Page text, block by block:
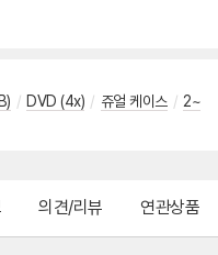
/ DVD (4x) / 쥬얼 케이스 / 2~
의견/리뷰 연관상품